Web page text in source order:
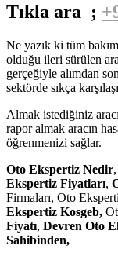
Tıkla ara ;
Ne yazık ki tüm
olduğu ileri sürülen
gerçeğiyle alımdan
sektörde sıkça
Almak istediğiniz
rapor almak aracın
öğrenmenizi sağlar.
Oto Ekspertiz Nedir,
Ekspertiz Fiyatları,
Firmaları, Oto
Ekspertiz Kosgeb,
Fiyatı, Devren Oto
Sahibinden,